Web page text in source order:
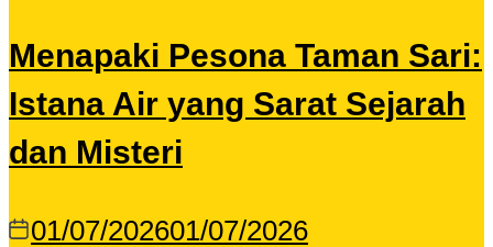
Menapaki Pesona Taman Sari:
Istana Air yang Sarat Sejarah
dan Misteri
01/07/202601/07/2026